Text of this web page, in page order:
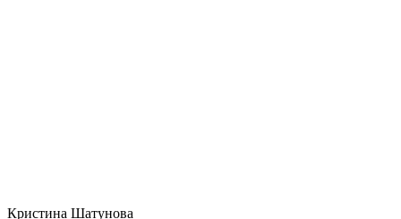
Кристина Шатунова